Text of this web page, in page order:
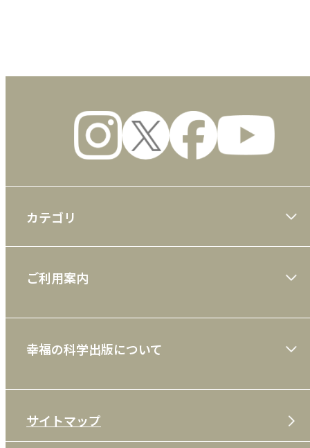
1 成功へのプロセス
最後まで粘り抜く
新しいアイデアで戦う
優先順位をつける
財政赤字は民主主義の落とし子
3 二十一世紀、日本が繁栄する条件
住宅・交通環境の整備を
学問の実用性を高めよ
経営体質の強化と人材への投資
カテゴリ
雑誌
CD
DVD・ブルーレイ
ご利用案内
利用規約
特定商取引法
プライバシーポリシー
幸福の科学出版について
メディア・ライブラリー
サイトマップ